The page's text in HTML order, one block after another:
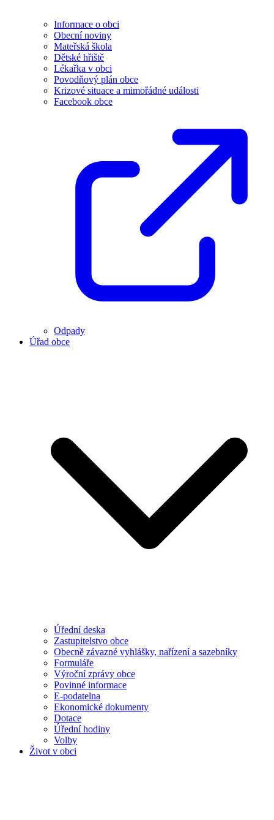
Informace o obci
Obecní noviny
Mateřská škola
Dětské hřiště
Lékařka v obci
Povodňový plán obce
Krizové situace a mimořádné události
Facebook obce
Odpady
Úřad obce
Úřední deska
Zastupitelstvo obce
Obecně závazné vyhlášky, nařízení a sazebníky
Formuláře
Výroční zprávy obce
Povinné informace
E-podatelna
Ekonomické dokumenty
Dotace
Úřední hodiny
Volby
Život v obci